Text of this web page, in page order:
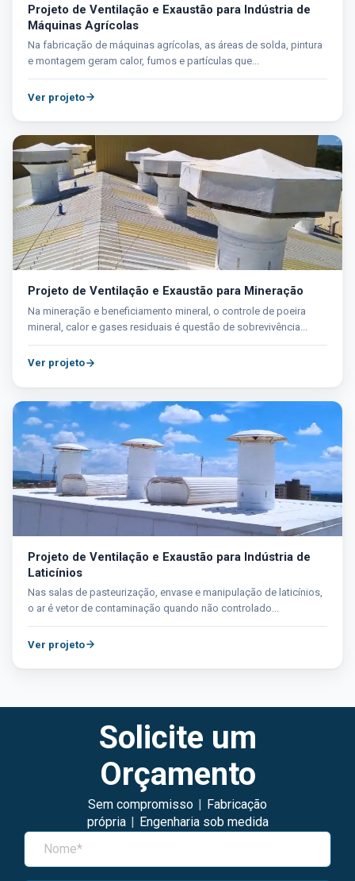
Projeto de Ventilação e Exaustão para Indústria de
Máquinas Agrícolas
Na fabricação de máquinas agrícolas, as áreas de solda, pintura
e montagem geram calor, fumos e partículas que...
Ver projeto
Projeto de Ventilação e Exaustão para Mineração
Na mineração e beneficiamento mineral, o controle de poeira
mineral, calor e gases residuais é questão de sobrevivência...
Ver projeto
Projeto de Ventilação e Exaustão para Indústria de
Laticínios
Nas salas de pasteurização, envase e manipulação de laticínios,
o ar é vetor de contaminação quando não controlado...
Ver projeto
Solicite um
Orçamento
Sem compromisso
Fabricação
própria
Engenharia sob medida